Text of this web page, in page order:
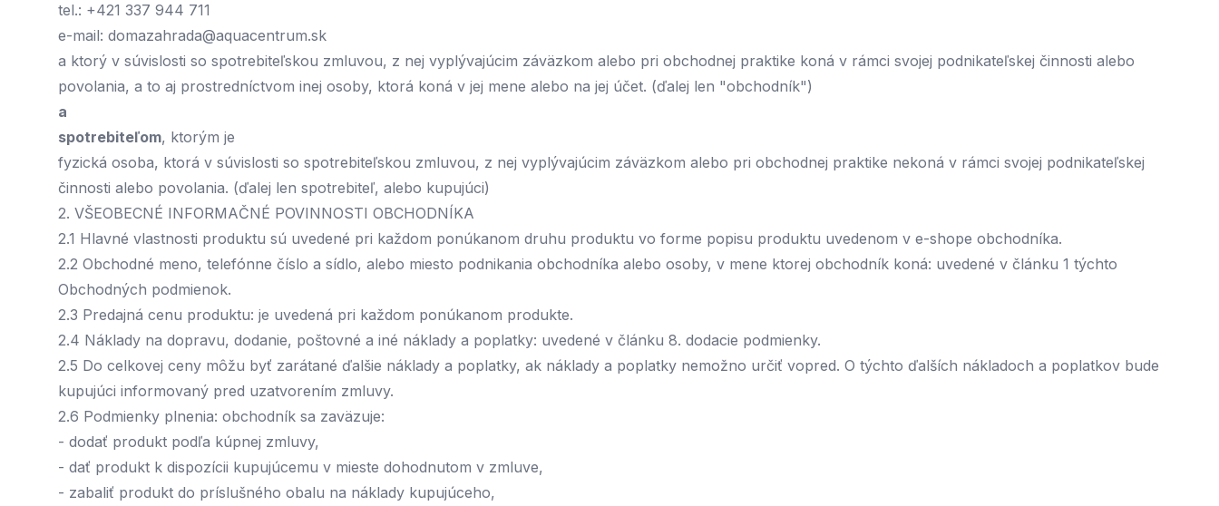
tel.: +421 337 944 711
e-mail: domazahrada@aquacentrum.sk
a ktorý v súvislosti so spotrebiteľskou zmluvou, z nej vyplývajúcim záväzkom alebo pri obchodnej praktike koná v rámci svojej podnikateľskej činnosti alebo
povolania, a to aj prostredníctvom inej osoby, ktorá koná v jej mene alebo na jej účet. (ďalej len "obchodník")
a
spotrebiteľom, ktorým je
fyzická osoba, ktorá v súvislosti so spotrebiteľskou zmluvou, z nej vyplývajúcim záväzkom alebo pri obchodnej praktike nekoná v rámci svojej podnikateľskej
činnosti alebo povolania. (ďalej len spotrebiteľ, alebo kupujúci)
2. VŠEOBECNÉ INFORMAČNÉ POVINNOSTI OBCHODNÍKA
2.1 Hlavné vlastnosti produktu sú uvedené pri každom ponúkanom druhu produktu vo forme popisu produktu uvedenom v e-shope obchodníka.
2.2 Obchodné meno, telefónne číslo a sídlo, alebo miesto podnikania obchodníka alebo osoby, v mene ktorej obchodník koná: uvedené v článku 1 týchto
Obchodných podmienok.
2.3 Predajná cenu produktu: je uvedená pri každom ponúkanom produkte.
2.4 Náklady na dopravu, dodanie, poštovné a iné náklady a poplatky: uvedené v článku 8. dodacie podmienky.
2.5 Do celkovej ceny môžu byť zarátané ďalšie náklady a poplatky, ak náklady a poplatky nemožno určiť vopred. O týchto ďalších nákladoch a poplatkov bude
kupujúci informovaný pred uzatvorením zmluvy.
2.6 Podmienky plnenia: obchodník sa zaväzuje:
- dodať produkt podľa kúpnej zmluvy,
- dať produkt k dispozícii kupujúcemu v mieste dohodnutom v zmluve,
- zabaliť produkt do príslušného obalu na náklady kupujúceho,